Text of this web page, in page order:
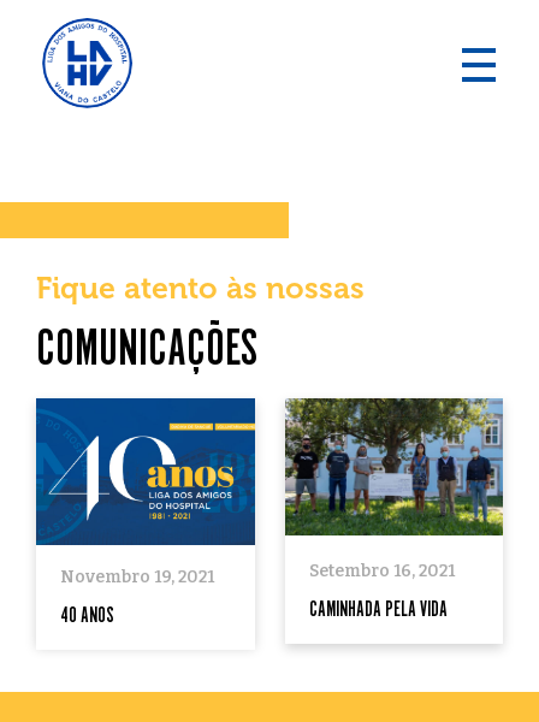
Fique atento às nossas
COMUNICAÇÕES
Novembro 19, 2021
40 ANOS
Setembro 16, 2021
CAMINHADA PELA VIDA